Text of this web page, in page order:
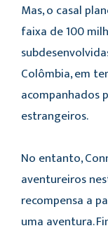
Mas, o casal
faixa de 100
Colômbia, em
acompanhados
estrangeiros.
No entanto,
aventureiros
recompensa a
uma aventura.